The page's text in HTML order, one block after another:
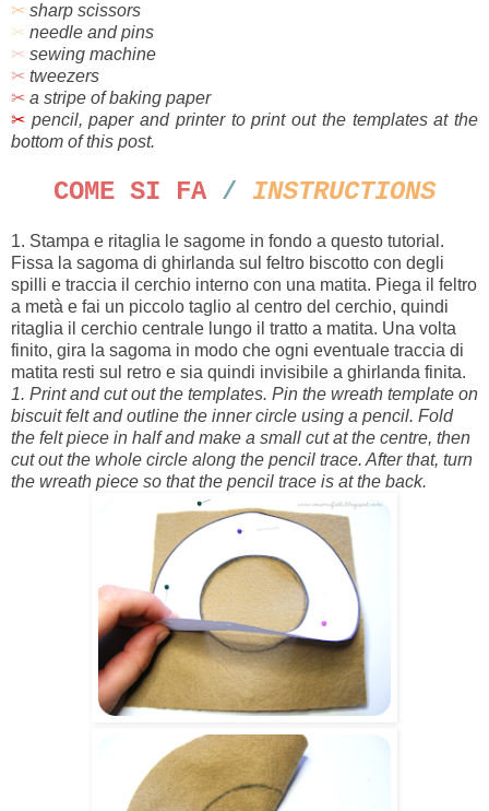
✂ sharp scissors
✂ needle and pins
✂ sewing machine
✂ tweezers
✂ a stripe of baking paper
✂ pencil, paper and printer to print out the templates at the
bottom of this post.
COME SI FA / INSTRUCTIONS
1. Stampa e ritaglia le sagome in fondo a questo tutorial.
Fissa la sagoma di ghirlanda sul feltro biscotto con degli
spilli e traccia il cerchio interno con una matita. Piega il feltro
a metà e fai un piccolo taglio al centro del cerchio, quindi
ritaglia il cerchio centrale lungo il tratto a matita. Una volta
finito, gira la sagoma in modo che ogni eventuale traccia di
matita resti sul retro e sia quindi invisibile a ghirlanda finita.
1. Print and cut out the templates. Pin the wreath template on
biscuit felt and outline the inner circle using a pencil. Fold
the felt piece in half and make a small cut at the centre, then
cut out the whole circle along the pencil trace. After that, turn
the wreath piece so that the pencil trace is at the back.